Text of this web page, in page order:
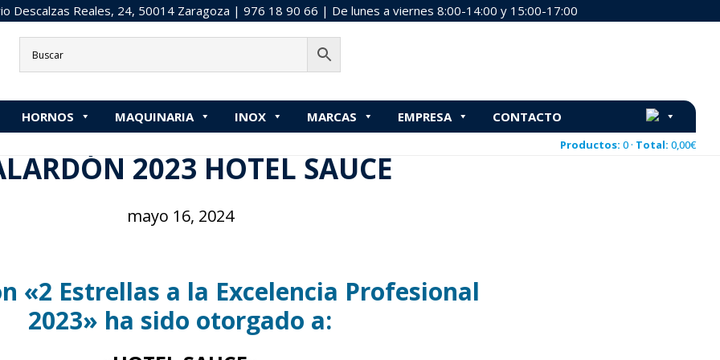
Descalzas Reales, 24, 50014 Zaragoza | 976 18 90 66 | De lunes a viernes 8:00-14:00 y 15:00-17:00
HORNOS MAQUINARIA INOX MARCAS EMPRESA CONTACTO
Productos: 0 · Total: 0,00€
Inicio»2023»GALARDÓN 2023 HOTEL SAUCE
aquí:Inicio / GALARDONES / 2023 GALARDÓN 2023 HOTEL SAUCE
2023 HOTEL SAUCE
mayo 16, 2024
«2 Estrellas a la Excelencia Profesional
2023» ha sido otorgado a: